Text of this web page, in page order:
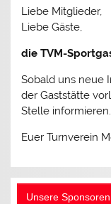
Liebe Mitglieder,
Liebe Gäste,
die TVM-
Sobald uns neue
der Gaststätte
Stelle informieren.
Euer Turnverein
Unsere Sponsoren